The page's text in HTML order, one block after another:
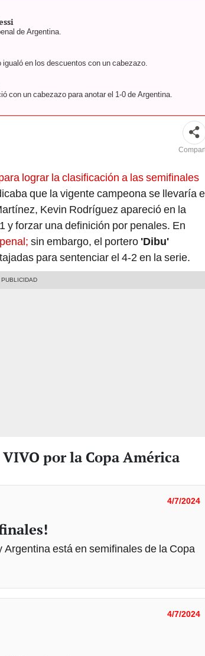
de Argentina.
igualó en los descuentos con un cabezazo.
con un cabezazo para anotar el 1-0 de Argentina.
que la vigente campeona se llevaría el
Kevin Rodríguez apareció en la
y forzar una definición por penales. En
sin embargo, el portero'Dibu'
para sentenciar el 4-2 en la serie.
4/7/2024
está en semifinales de la Copa
4/7/2024
2-3 en la serie.